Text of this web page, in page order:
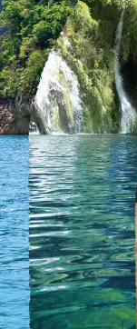
Inicio
Cerveza Corona
Corona Cero
Tienda
Sunset Spots 2026
Planes Corona
Aviso Legal
Política de Privacidad
Ajustes de privacidad